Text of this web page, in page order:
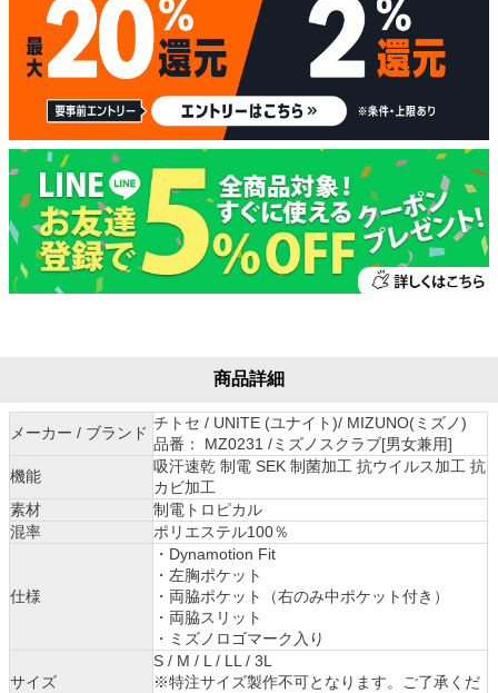
商品詳細
メーカー / ブランド
チトセ / UNITE (ユナイト)/ MIZUNO(ミズノ)
品番： MZ0231 /ミズノスクラブ[男女兼用]
機能
吸汗速乾 制電 SEK 制菌加工 抗ウイルス加工 抗
カビ加工
素材
制電トロピカル
混率
ポリエステル100％
仕様
・Dynamotion Fit
・左胸ポケット
・両脇ポケット（右のみ中ポケット付き）
・両脇スリット
・ミズノロゴマーク入り
サイズ
S / M / L / LL / 3L
※特注サイズ製作不可となります。ご了承くだ